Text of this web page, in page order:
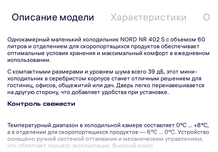
Описание модели Характеристики
Однокамерный маленький холодильник NORD NR 402 S с объемом 60
литров и отделением для скоропортящихся продуктов обеспечивает
оптимальные условия хранения и максимальный комфорт в ежедневном
использовании.
С компактными размерами и уровнем шума всего 39 дБ, этот мини-
холодильник в серебристом корпусе станет отличным решением для
гостиниц, офисов, общежитий или дач. Дверь легко перенавешивается
на другую сторону, что добавляет удобства при установке.
Контроль свежести
Температурный диапазон в холодильной камере составляет 0°С … +8°С,
а в отделении для скоропортящихся продуктов — 6°С … 0°С. Устройство
оснащено ручной системой оттаивания и механическим управлением,
что облегчает процесс эксплуатации. Высокий класс
Подпишитесь на рассылку